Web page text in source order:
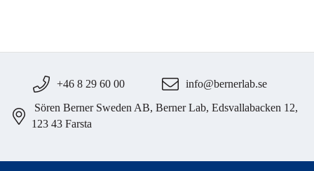
+46 8 29 60 00 info@bernerlab.se
Sören Berner Sweden AB, Berner Lab, Edsvallabacken 12,
123 43 Farsta